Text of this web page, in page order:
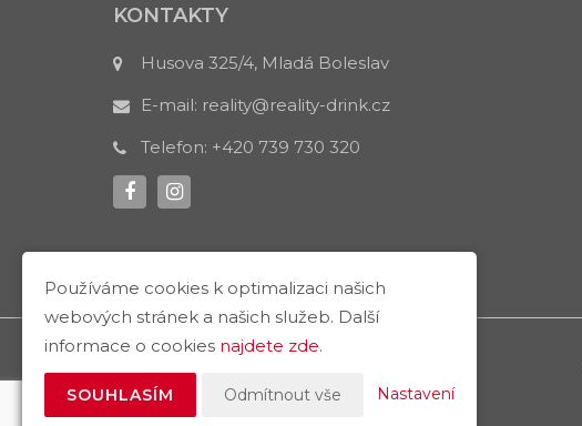
KONTAKTY
Husova 325/4, Mladá Boleslav
E-mail: reality@reality-drink.cz
Telefon: +420 739 730 320
Používáme cookies k optimalizaci našich
webových stránek a našich služeb. Další
informace o cookies najdete zde.
SOUHLASÍM Odmítnout vše Nastavení